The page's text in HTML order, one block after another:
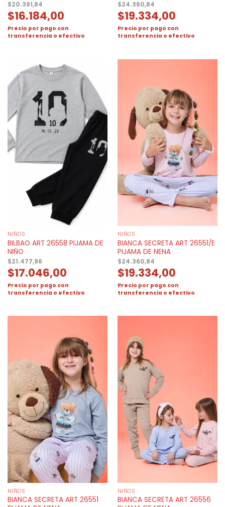
$20.391,84
$16.184,00
Precio por pago con
transferencia o efectivo
$24.360,84
$19.334,00
Precio por pago con
transferencia o efectivo
NIÑOS
BILBAO ART 26558 PIJAMA DE
NIÑO
$21.477,96
$17.046,00
Precio por pago con
transferencia o efectivo
NIÑOS
BIANCA SECRETA ART 26551/E
PIJAMA DE NENA
$24.360,84
$19.334,00
Precio por pago con
transferencia o efectivo
NIÑOS
BIANCA SECRETA ART 26551
NIÑOS
BIANCA SECRETA ART 26556